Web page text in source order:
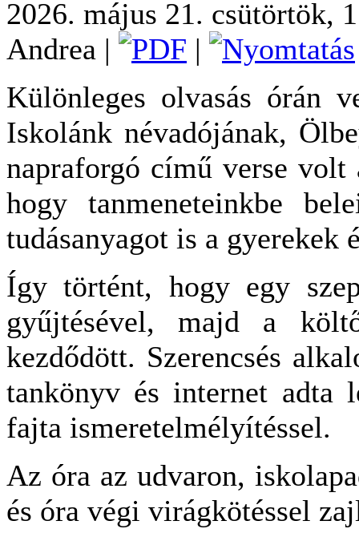
2026. május 21. csütörtök,
Andrea | |
Különleges olvasás órán
Iskolánk névadójának,
napraforgó című verse
hogy tanmeneteinkbe
tudásanyagot is a gyerekek
Így történt, hogy egy
gyűjtésével, majd a
kezdődött. Szerencsés
tankönyv és internet adta
fajta ismeretelmélyítéssel.
Az óra az udvaron,
és óra végi virágkötéssel